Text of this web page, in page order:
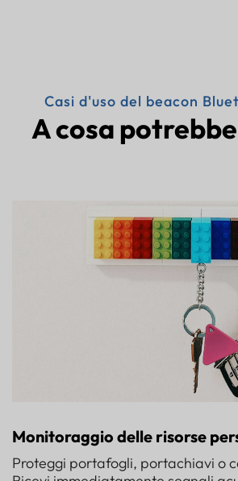
Casi d'uso del beacon
A cosa
Monitoraggio delle risorse
Proteggi portafogli, portachiavi o